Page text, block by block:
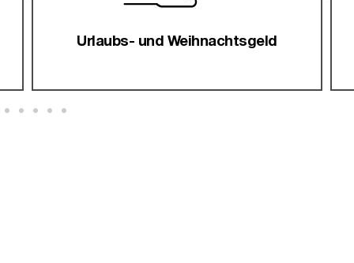
Urlaubs- und Weihnachtsgeld